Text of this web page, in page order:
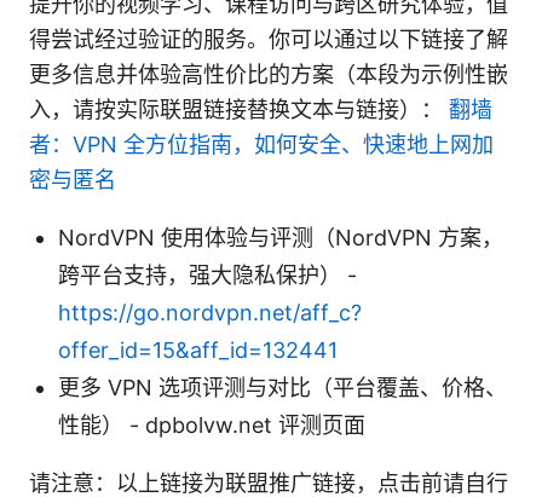
得尝试经过验证的服务。你可以通过以下链接了解
更多信息并体验高性价比的方案（本段为示例性嵌
入，请按实际联盟链接替换文本与链接）： 翻墙
者：VPN 全方位指南，如何安全、快速地上网加
密与匿名
NordVPN 使用体验与评测（NordVPN 方案，
跨平台支持，强大隐私保护） -
https://go.nordvpn.net/aff_c?
offer_id=15&aff_id=132441
更多 VPN 选项评测与对比（平台覆盖、价格、
性能） - dpbolvw.net 评测页面
请注意：以上链接为联盟推广链接，点击前请自行